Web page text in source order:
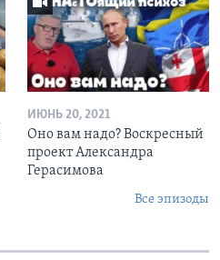
ИЮНЬ 20, 2021
Оно вам надо? Воскресный
проект Александра
Герасимова
Все эпизоды